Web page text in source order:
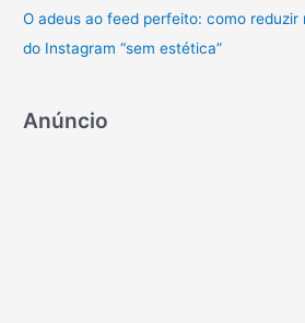
O adeus ao feed perfeito: como reduzir
do Instagram “sem estética”
Anúncio